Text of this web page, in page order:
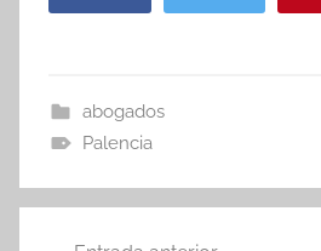
abogados
Palencia